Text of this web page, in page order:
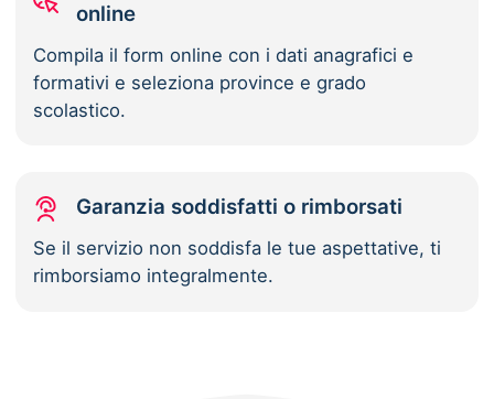
online
Compila il form online con i dati anagrafici e
formativi e seleziona province e grado
scolastico.
Garanzia soddisfatti o rimborsati
Se il servizio non soddisfa le tue aspettative, ti
rimborsiamo integralmente.